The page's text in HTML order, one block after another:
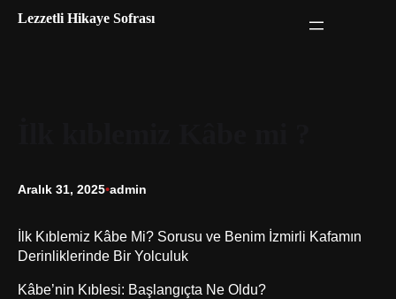
Lezzetli Hikaye Sofrası
Aralık 31, 2025•admin
İlk Kıblemiz Kâbe Mi? Sorusu ve Benim İzmirli Kafamın
Derinliklerinde Bir Yolculuk
Kâbe’nin Kıblesi: Başlangıçta Ne Oldu?